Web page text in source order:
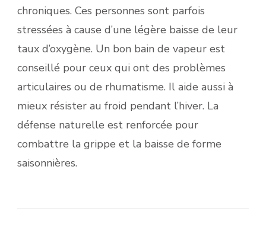
chroniques. Ces personnes sont parfois
stressées à cause d’une légère baisse de leur
taux d’oxygène. Un bon bain de vapeur est
conseillé pour ceux qui ont des problèmes
articulaires ou de rhumatisme. Il aide aussi à
mieux résister au froid pendant l’hiver. La
défense naturelle est renforcée pour
combattre la grippe et la baisse de forme
saisonnières.